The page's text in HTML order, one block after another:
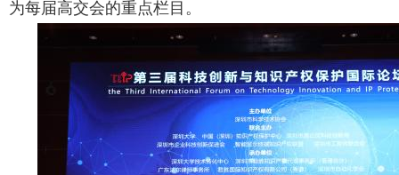
为每届高交会的重点栏目。